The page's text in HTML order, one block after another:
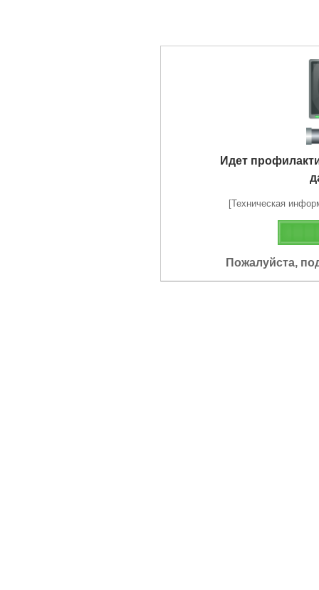
Идет
[Техническая
Пожалуйста,